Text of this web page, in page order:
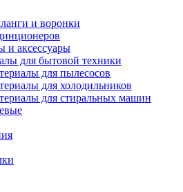
и воронки
и аксессуары
для бытовой техники
для пылесосов
для холодильников
для стиральных машин